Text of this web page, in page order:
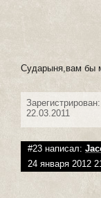
Cударыня,вам бы
Зарегистрирован:
22.03.2011
#23 написал:
24 января 2012